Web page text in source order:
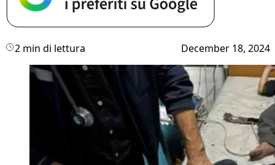
2 min di lettura December 18, 2024